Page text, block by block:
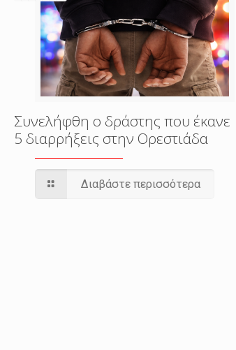
Συνελήφθη ο δράστης που έκανε
5 διαρρήξεις στην Ορεστιάδα
Διαβάστε περισσότερα